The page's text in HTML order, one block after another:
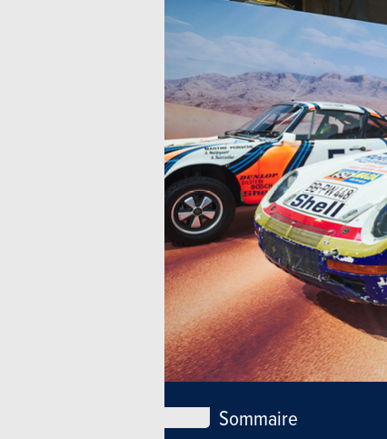
Sommaire